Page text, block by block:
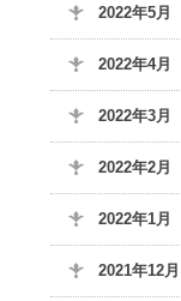
2022年5月
2022年4月
2022年3月
2022年2月
2022年1月
2021年12月